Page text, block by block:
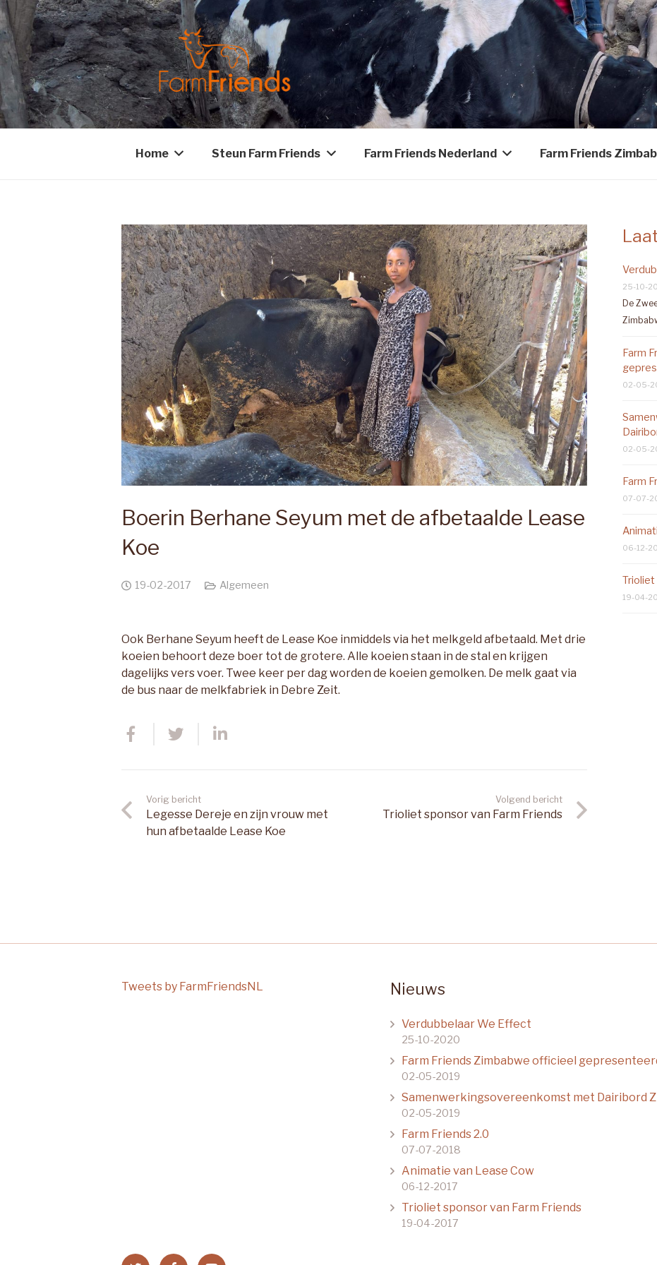
Home Steun Farm Friends Farm Friends Nederland Farm Friends
Boerin Berhane Seyum met de afbetaalde Lease
Koe
19-02-2017 Algemeen
Ook Berhane Seyum heeft de Lease Koe inmiddels via het melkgeld afbetaald. Met drie
koeien behoort deze boer tot de grotere. Alle koeien staan in de stal en krijgen
dagelijks vers voer. Twee keer per dag worden de koeien gemolken. De melk gaat via
de bus naar de melkfabriek in Debre Zeit.
Vorig bericht
Legesse Dereje en zijn vrouw met
hun afbetaalde Lease Koe
Volgend bericht
Trioliet sponsor van Farm Friends
25-10-
De
Farm
02-05-
02-05-
Farm
07-07-
06-12-
Trioliet
19-04-
Tweets by FarmFriendsNL Nieuws
Verdubbelaar We Effect
25-10-2020
Farm Friends Zimbabwe officieel
02-05-2019
Samenwerkingsovereenkomst met Dairibord
02-05-2019
Farm Friends 2.0
07-07-2018
Animatie van Lease Cow
06-12-2017
Trioliet sponsor van Farm Friends
19-04-2017